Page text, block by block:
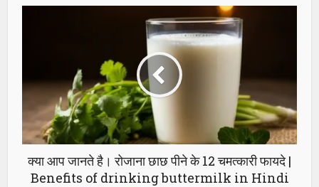
क्या आप जानते है। रोजाना छाछ पीने के 12 चमत्कारी फायदे |
Benefits of drinking buttermilk in Hindi